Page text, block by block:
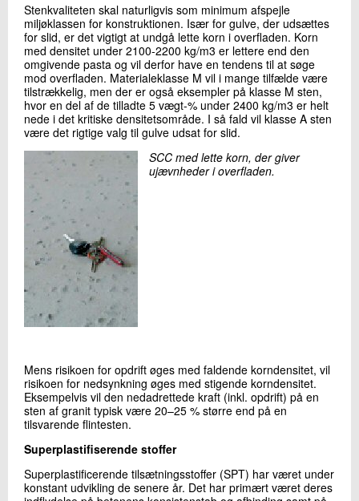
Stenkvaliteten skal naturligvis som minimum afspejle
miljøklassen for konstruktionen. Især for gulve, der udsættes
for slid, er det vigtigt at undgå lette korn i overfladen. Korn
med densitet under 2100-2200 kg/m3 er lettere end den
omgivende pasta og vil derfor have en tendens til at søge
mod overfladen. Materialeklasse M vil i mange tilfælde være
tilstrækkelig, men der er også eksempler på klasse M sten,
hvor en del af de tilladte 5 vægt-% under 2400 kg/m3 er helt
nede i det kritiske densitetsområde. I så fald vil klasse A sten
være det rigtige valg til gulve udsat for slid.
SCC med lette korn, der giver
ujævnheder i overfladen.
Mens risikoen for opdrift øges med faldende korndensitet, vil
risikoen for nedsynkning øges med stigende korndensitet.
Eksempelvis vil den nedadrettede kraft (inkl. opdrift) på en
sten af granit typisk være 20–25 % større end på en
tilsvarende flintesten.
Superplastifiserende stoffer
Superplastificerende tilsætningsstoffer (SPT) har været under
konstant udvikling de senere år. Det har primært været deres